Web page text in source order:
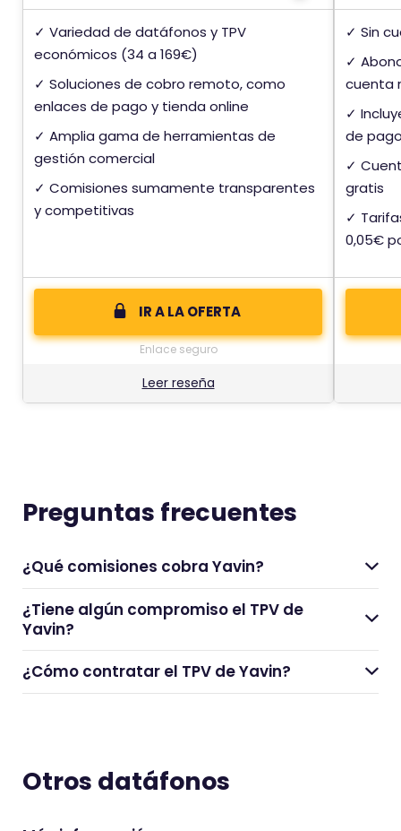
✓ Variedad de datáfonos y TPV
económicos (34 a 169€)
✓ Soluciones de cobro remoto, como
enlaces de pago y tienda online
✓ Amplia gama de herramientas de
gestión comercial
✓ Comisiones sumamente transparentes
y competitivas
IR A LA OFERTA
Enlace seguro
Leer reseña
✓ Sin
✓
cuenta
✓
de
✓
gratis
✓
0,05€
Preguntas frecuentes
¿Qué comisiones cobra Yavin?
¿Tiene algún compromiso el TPV de
Yavin?
¿Cómo contratar el TPV de Yavin?
Otros datáfonos